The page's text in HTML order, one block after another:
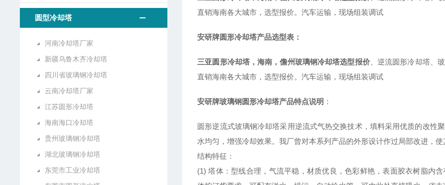
圆型冷却塔
河南冷却塔厂家
新疆乌鲁木齐冷却塔
四川省玻璃钢冷却塔
云南冷却塔厂家
江苏圆形冷却塔
海南海口冷却塔
贵州玻璃钢冷却塔
湖北玻璃钢冷却塔
东莞市工业冷却塔
直销海南各大城市，选型报价。汽车运输，现场组装调试
安研牌圆形冷却塔产品选型表：
三亚圆形冷却塔，海南，儋州玻璃钢冷却塔选型报价、逆流圆形冷却塔、
直销海南各大城市，选型报价。汽车运输，现场组装调试
安研牌玻璃钢圆形冷却塔产品特点说明 ：
圆形逆流式玻璃钢冷却塔采用逆流式气热交换技术，填料采用优质的改性
水均匀，增强冷却效果。我厂曾对本系列产品的外形设计作过局部改进，
结构特征：
(1) 塔体：型线合理，气流平稳，材质优良，色彩鲜艳，表面胶衣树脂内